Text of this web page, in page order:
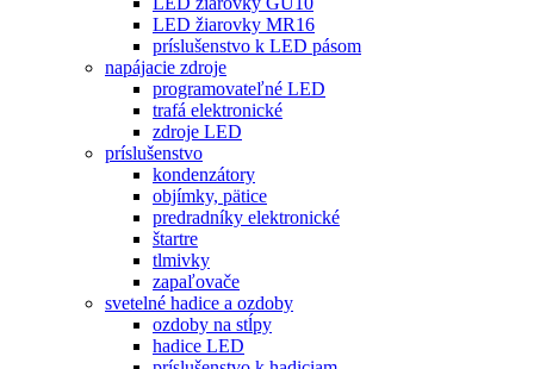
LED žiarovky MR16
príslušenstvo k LED pásom
napájacie zdroje
programovateľné LED
trafá elektronické
zdroje LED
príslušenstvo
kondenzátory
objímky, pätice
predradníky elektronické
štartre
tlmivky
zapaľovače
svetelné hadice a ozdoby
ozdoby na stĺpy
hadice LED